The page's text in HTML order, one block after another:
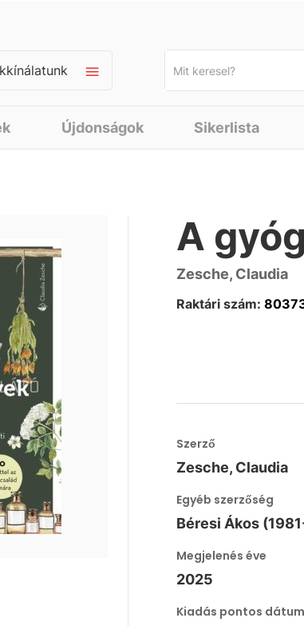
Újdonságok Sikerlista
A
Zesche, Claudia
Raktári szám:
Szerző
Zesche, Claudia
Egyéb szerzőség
Béresi Ákos
Megjelenés éve
2025
Kiadás pontos